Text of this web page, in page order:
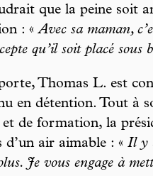
que la peine soit
: «Avec sa maman,
qu’il soit placé sous
Thomas L. est
en détention. Tout à
et de formation, la
d’un air aimable : « Il y
Je vous engage à